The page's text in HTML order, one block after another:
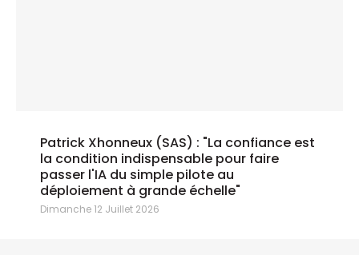
Patrick Xhonneux (SAS) : "La confiance est
la condition indispensable pour faire
passer l'IA du simple pilote au
déploiement à grande échelle"
Dimanche 12 Juillet 2026